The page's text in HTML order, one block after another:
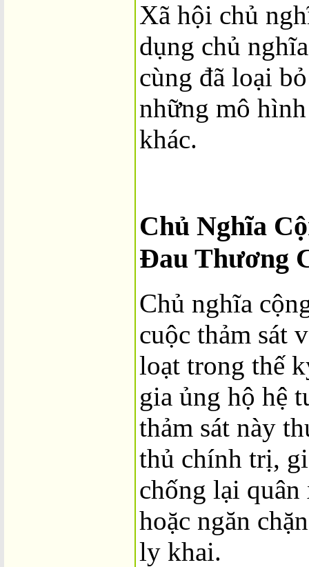
Xã hội chủ
dụng chủ
cùng đã loại
những mô
khác.
Chủ Nghĩa
Đau Thương
Chủ nghĩa
cuộc thảm sát
loạt trong thế
gia ủng hộ hệ
thảm sát này
thủ chính trị,
chống lại
hoặc ngăn
ly khai.